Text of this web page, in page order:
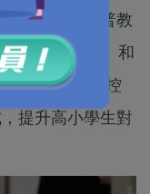
配合氫能科普教
周二（19日）和
戰2026｜遙控
提升高小學生對